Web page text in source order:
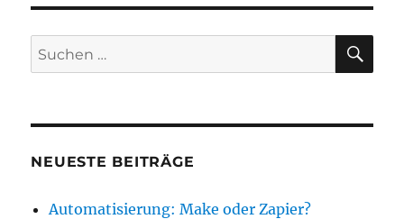
Suche
nach:
NEUESTE BEITRÄGE
Automatisierung: Make oder Zapier?